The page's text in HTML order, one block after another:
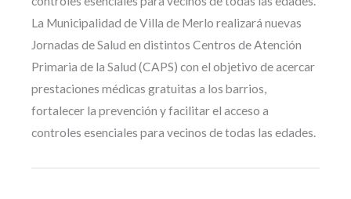
La Municipalidad de Villa de Merlo realizará nuevas
Jornadas de Salud en distintos Centros de Atención
Primaria de la Salud (CAPS) con el objetivo de acercar
prestaciones médicas gratuitas a los barrios,
fortalecer la prevención y facilitar el acceso a
controles esenciales para vecinos de todas las edades.